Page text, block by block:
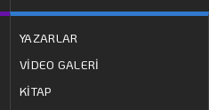
YAZARLAR
VİDEO GALERİ
KİTAP